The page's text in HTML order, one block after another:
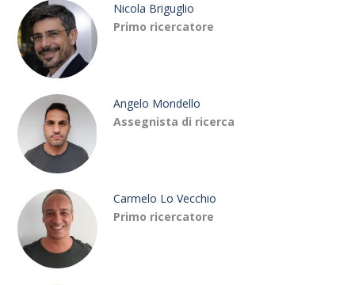
Nicola Briguglio
Primo ricercatore
Angelo Mondello
Assegnista di ricerca
Carmelo Lo Vecchio
Primo ricercatore